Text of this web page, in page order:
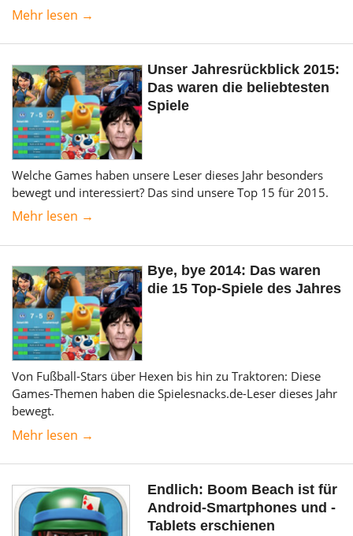
Mehr lesen →
Unser Jahresrückblick 2015:
Das waren die beliebtesten
Spiele
Welche Games haben unsere Leser dieses Jahr besonders
bewegt und interessiert? Das sind unsere Top 15 für 2015.
Mehr lesen →
Bye, bye 2014: Das waren
die 15 Top-Spiele des Jahres
Von Fußball-Stars über Hexen bis hin zu Traktoren: Diese
Games-Themen haben die Spielesnacks.de-Leser dieses Jahr
bewegt.
Mehr lesen →
Endlich: Boom Beach ist für
Android-Smartphones und -
Tablets erschienen